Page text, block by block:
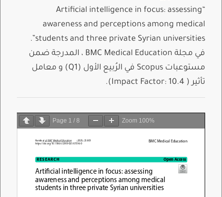
“Artificial intelligence in focus: assessing
awareness and perceptions among medical
students and three private Syrian universities”.
في مجلة BMC Medical Education ، المدرجة ضمن
مستوعبات Scopus في الرُبيع الأول (Q1) و معامل
تأثير ( Impact Factor: 10.4).
Page 1 / 8 Zoom 100%